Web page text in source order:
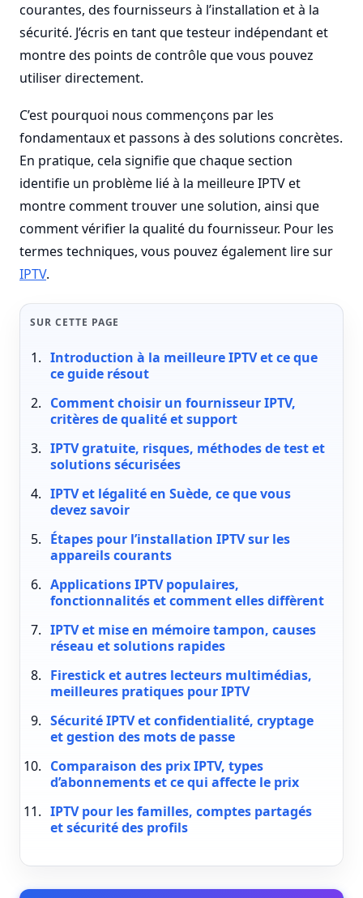
courantes, des fournisseurs à l’installation et à la
sécurité. J’écris en tant que testeur indépendant et
montre des points de contrôle que vous pouvez
utiliser directement.
C’est pourquoi nous commençons par les
fondamentaux et passons à des solutions concrètes.
En pratique, cela signifie que chaque section
identifie un problème lié à la meilleure IPTV et
montre comment trouver une solution, ainsi que
comment vérifier la qualité du fournisseur. Pour les
termes techniques, vous pouvez également lire sur
IPTV.
SUR CETTE PAGE
Introduction à la meilleure IPTV et ce que
ce guide résout
Comment choisir un fournisseur IPTV,
critères de qualité et support
IPTV gratuite, risques, méthodes de test et
solutions sécurisées
IPTV et légalité en Suède, ce que vous
devez savoir
Étapes pour l’installation IPTV sur les
appareils courants
Applications IPTV populaires,
fonctionnalités et comment elles diffèrent
IPTV et mise en mémoire tampon, causes
réseau et solutions rapides
Firestick et autres lecteurs multimédias,
meilleures pratiques pour IPTV
Sécurité IPTV et confidentialité, cryptage
et gestion des mots de passe
Comparaison des prix IPTV, types
d’abonnements et ce qui affecte le prix
IPTV pour les familles, comptes partagés
et sécurité des profils